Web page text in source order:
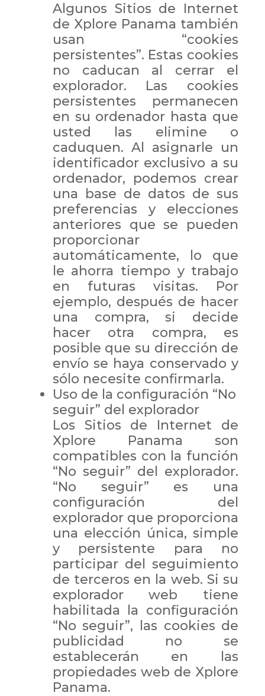
Algunos Sitios de Internet
de Xplore Panama también
usan “cookies
persistentes”. Estas cookies
no caducan al cerrar el
explorador. Las cookies
persistentes permanecen
en su ordenador hasta que
usted las elimine o
caduquen. Al asignarle un
identificador exclusivo a su
ordenador, podemos crear
una base de datos de sus
preferencias y elecciones
anteriores que se pueden
proporcionar
automáticamente, lo que
le ahorra tiempo y trabajo
en futuras visitas. Por
ejemplo, después de hacer
una compra, si decide
hacer otra compra, es
posible que su dirección de
envío se haya conservado y
sólo necesite confirmarla.
Uso de la configuración “No
seguir” del explorador
Los Sitios de Internet de
Xplore Panama son
compatibles con la función
“No seguir” del explorador.
“No seguir” es una
configuración del
explorador que proporciona
una elección única, simple
y persistente para no
participar del seguimiento
de terceros en la web. Si su
explorador web tiene
habilitada la configuración
“No seguir”, las cookies de
publicidad no se
establecerán en las
propiedades web de Xplore
Panama.